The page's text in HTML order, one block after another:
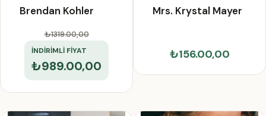
Brendan Kohler
₺1319.00,00
İNDİRİMLİ FİYAT
₺989.00,00
Mrs. Krystal Mayer
₺156.00,00